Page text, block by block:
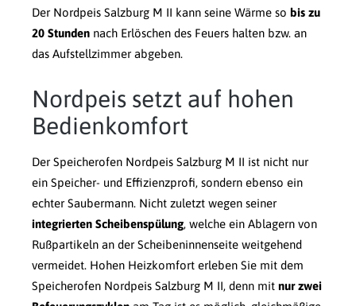
Der Nordpeis Salzburg M II kann seine Wärme so bis zu
20 Stunden nach Erlöschen des Feuers halten bzw. an
das Aufstellzimmer abgeben.
Nordpeis setzt auf hohen
Bedienkomfort
Der Speicherofen Nordpeis Salzburg M II ist nicht nur
ein Speicher- und Effizienzprofi, sondern ebenso ein
echter Saubermann. Nicht zuletzt wegen seiner
integrierten Scheibenspülung, welche ein Ablagern von
Rußpartikeln an der Scheibeninnenseite weitgehend
vermeidet. Hohen Heizkomfort erleben Sie mit dem
Speicherofen Nordpeis Salzburg M II, denn mit nur zwei